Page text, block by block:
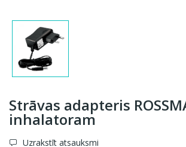
Strāvas adapteris
inhalatoram
Uzrakstīt atsauksmi